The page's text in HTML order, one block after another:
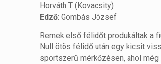
Horváth T (Kovacsity)
Edző: Gombás József
Remek első félidőt produkáltak a
Null ötös félidő után egy kicsit
sportszerű mérkőzésen, ahol